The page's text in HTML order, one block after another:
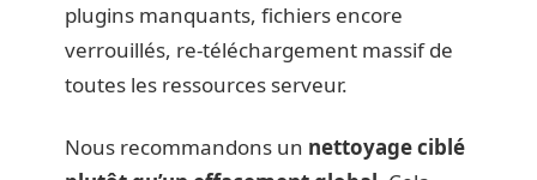
plugins manquants, fichiers encore
verrouillés, re-téléchargement massif de
toutes les ressources serveur.
Nous recommandons un nettoyage ciblé